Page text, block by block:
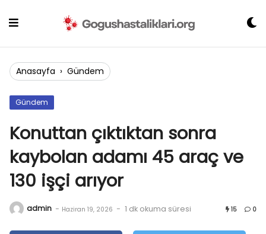
Anasayfa › Gündem
Gündem
Konuttan çıktıktan sonra
kaybolan adamı 45 araç ve
130 işçi arıyor
admin - Haziran 19, 2026 - 1 dk okuma süresi 15 0